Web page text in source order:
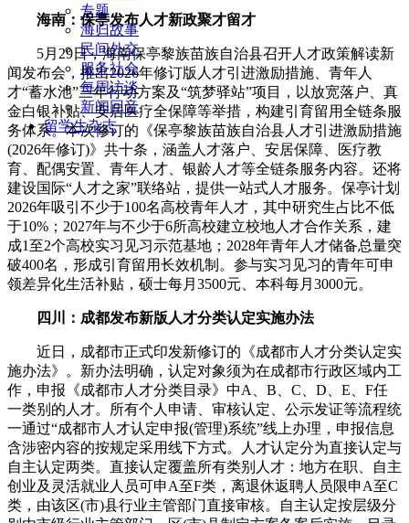
专题
海归故事
民间外交
服务社会
每周访谈
新闻回音
留学生杂志
海南： 保亭发布人才新政聚才留才
5月29日，海南保亭黎族苗族自治县召开人才政策解读新
闻发布会，推出2026年修订版人才引进激励措施、青年人
才“蓄水池”三年行动方案及“筑梦驿站”项目，以放宽落户、真
金白银补贴、安居医疗全保障等举措，构建引育留用全链条服
务体系。本次修订的《保亭黎族苗族自治县人才引进激励措施
(2026年修订)》共十条，涵盖人才落户、安居保障、医疗教
育、配偶安置、青年人才、银龄人才等全链条服务内容。还将
建设国际“人才之家”联络站，提供一站式人才服务。保亭计划
2026年吸引不少于100名高校青年人才，其中研究生占比不低
于10%；2027年与不少于6所高校建立校地人才合作关系，建
成1至2个高校实习见习示范基地；2028年青年人才储备总量突
破400名，形成引育留用长效机制。参与实习见习的青年可申
领差异化生活补贴，硕士每月3500元、本科每月3000元。
四川：成都发布新版人才分类认定实施办法
近日，成都市正式印发新修订的《成都市人才分类认定实
施办法》。新办法明确，认定对象须为在成都市行政区域内工
作，申报《成都市人才分类目录》中A、B、C、D、E、F任
一类别的人才。所有个人申请、审核认定、公示发证等流程统
一通过“成都市人才认定申报(管理)系统”线上办理，申报信息
含涉密内容的按规定采用线下方式。人才认定分为直接认定与
自主认定两类。直接认定覆盖所有类别人才：地方在职、自主
创业及灵活就业人员可申A至F类，离退休返聘人员限申A至C
类，由该区(市)县行业主管部门直接审核。自主认定按层级分